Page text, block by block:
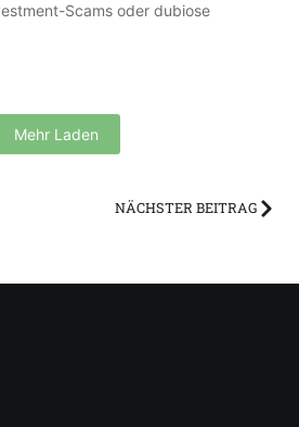
Scams oder dubiose
Mehr Laden
NÄCHSTER BEITRAG